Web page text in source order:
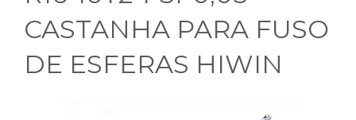
CASTANHA PARA FUSO
DE ESFERAS HIWIN